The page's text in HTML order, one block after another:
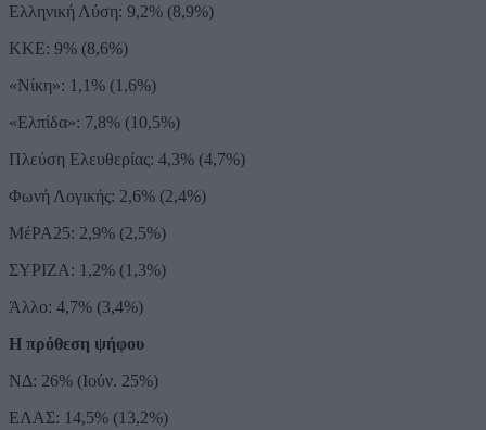
Ελληνική Λύση: 9,2% (8,9%)
ΚΚΕ: 9% (8,6%)
«Νίκη»: 1,1% (1,6%)
«Ελπίδα»: 7,8% (10,5%)
Πλεύση Ελευθερίας: 4,3% (4,7%)
Φωνή Λογικής: 2,6% (2,4%)
ΜέΡΑ25: 2,9% (2,5%)
ΣΥΡΙΖΑ: 1,2% (1,3%)
Άλλο: 4,7% (3,4%)
Η πρόθεση ψήφου
ΝΔ: 26% (Ιούν. 25%)
ΕΛΑΣ: 14,5% (13,2%)